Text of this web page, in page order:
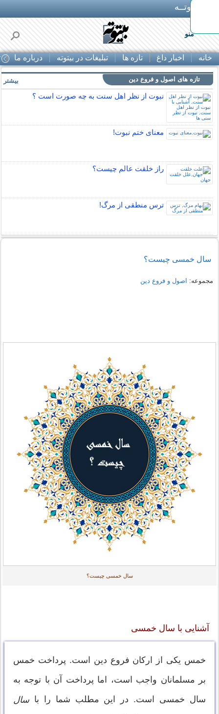
بـیتوتــه
منو
خانه اخبار داغ تازه ها تبلیغات در بیتوته درباره ما
تازه های اصول و فروع دین
نبوت از نظر اهل سنت به چه صورت است ؟
معنای ختم نبوت!
راز خلقت عالم چيست؟
ترس منطقی از مرگ!
بیشتر
سال خمسی چیست؟
مجموعه: اصول و فروع دین
سال خمسی چیست؟
آشنایی با سال خمسی
خمس یکی از ارکان فروع دین است. پرداخت خمس
بر مسلمانان واجب است، اما پرداخت آن با توجه به
سال خمسی است. در این مطلب شما را باسال